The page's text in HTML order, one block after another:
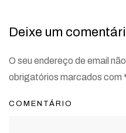
Deixe um
O seu endereço de email
obrigatórios marcados com
COMENTÁRIO